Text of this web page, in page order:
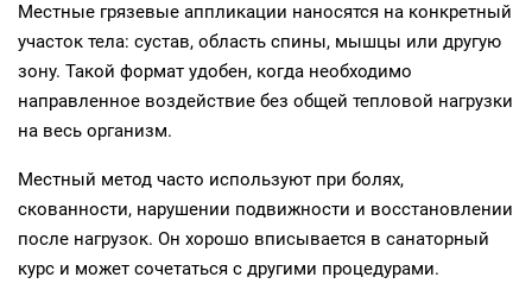
Местные грязевые аппликации наносятся на конкретный
участок тела: сустав, область спины, мышцы или другую
зону. Такой формат удобен, когда необходимо
направленное воздействие без общей тепловой нагрузки
на весь организм.
Местный метод часто используют при болях,
скованности, нарушении подвижности и восстановлении
после нагрузок. Он хорошо вписывается в санаторный
курс и может сочетаться с другими процедурами.